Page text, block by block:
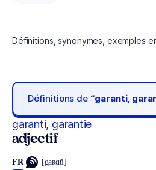
Définitions, synonymes, exemples
Définitions de “garanti,
garanti, garantie
adjectif
FR [gaʀɑ̃ti]